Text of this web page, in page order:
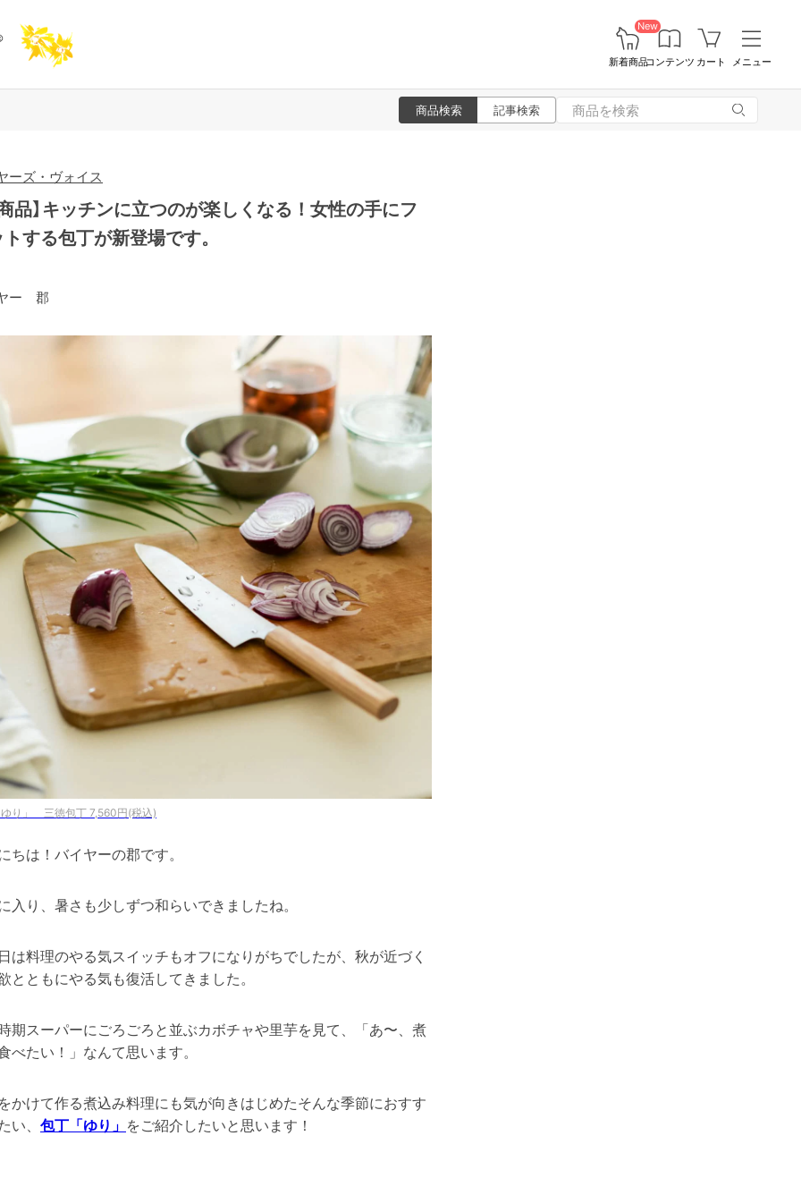
New
新着商品コンテンツ カート メニュー
商品検索 記事検索
ーズ・ヴォイス
品】キッチンに立つのが楽しくなる！女性の手にフ
する包丁が新登場です。
ー 郡
り」 三徳包丁 7,560円(税込)
ちは！バイヤーの郡です。
入り、暑さも少しずつ和らいできましたね。
は料理のやる気スイッチもオフになりがちでしたが、秋が近づく
とともにやる気も復活してきました。
期スーパーにごろごろと並ぶカボチャや里芋を見て、「あ〜、煮
べたい！」なんて思います。
かけて作る煮込み料理にも気が向きはじめたそんな季節におすす
い、 包丁「ゆり」 をご紹介したいと思います！